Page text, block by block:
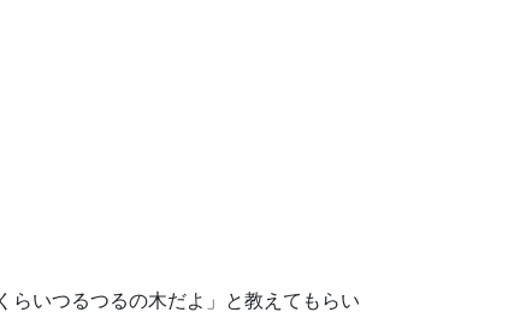
らいつるつるの木だよ」と教えてもらい